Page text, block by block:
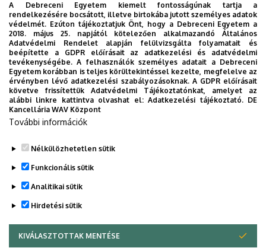
2026. augusztus 7.
Univerzum: A Debreceni Egyetem
titkos receptjei
KUTATÁS TUDOMÁNY
A Debreceni Egyetem kiemelt fontosságúnak tartja a
rendelkezésére bocsátott, illetve birtokába jutott személyes adatok
védelmét. Ezúton tájékoztatjuk Önt, hogy a Debreceni Egyetem a
2018. május 25. napjától kötelezően alkalmazandó Általános
Adatvédelmi Rendelet alapján felülvizsgálta folyamatait és
beépítette a GDPR előírásait az adatkezelési és adatvédelmi
tevékenységébe. A felhasználók személyes adatait a Debreceni
Egyetem korábban is teljes körültekintéssel kezelte, megfelelve az
érvényben lévő adatkezelési szabályozásoknak. A GDPR előírásait
követve frissítettük Adatvédelmi Tájékoztatónkat, amelyet az
alábbi linkre kattintva olvashat el:Adatkezelési tájékoztató. DE
Kancellária WAV Központ
További információk
Nélkülözhetetlen sütik
Funkcionális sütik
Analitikai sütik
Hirdetési sütik
KIVÁLASZTOTTAK MENTÉSE
WITHDRAW CONSENT